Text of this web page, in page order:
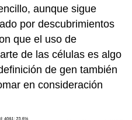
aunque sigue
por descubrimientos
que el uso de
de las células es algo
de gen también
en consideración